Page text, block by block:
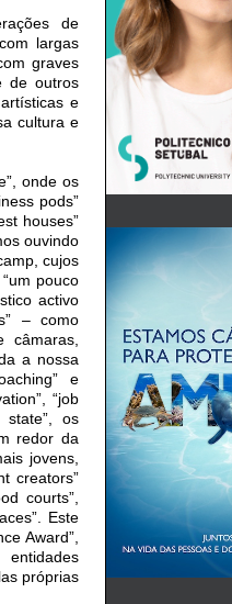
de
largas
graves
de outros
e
cultura e
onde os
pods”
houses”
ouvindo
cujos
pouco
activo
– como
câmaras,
a nossa
e
“job
state”, os
redor da
jovens,
creators”
courts”,
Este
Award”,
próprias